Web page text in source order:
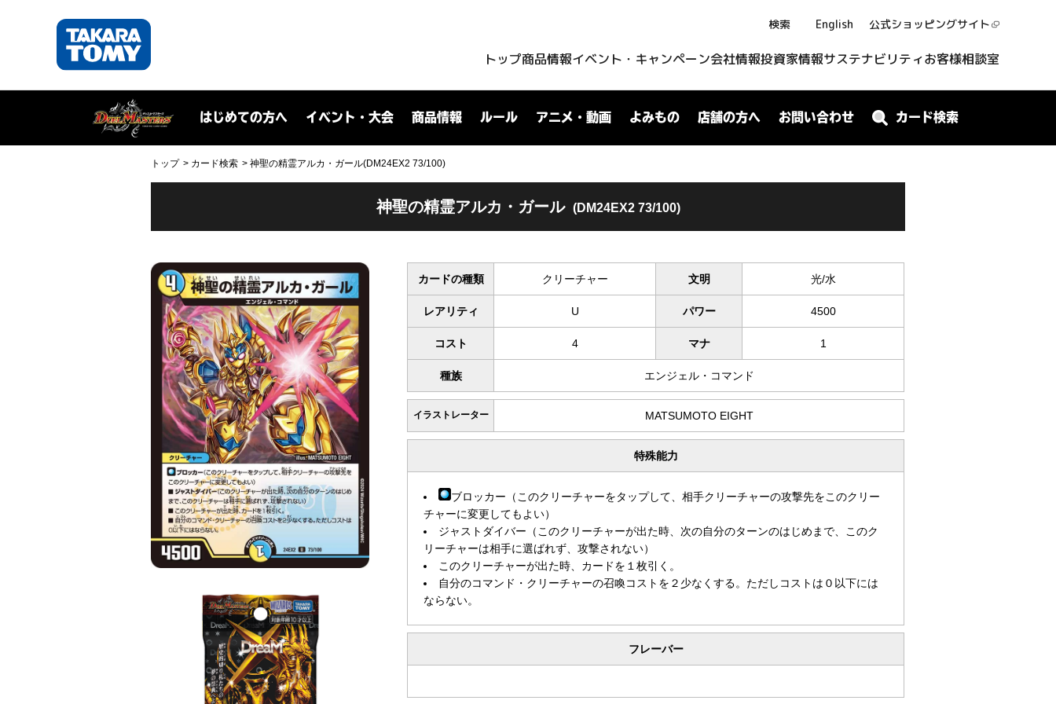
検索 English 公式ショッピングサイト
トップ商品情報イベント・キャンペーン会社情報投資家情報サステナビリティお客様相談室
はじめての方へ イベント・大会 商品情報 ルール アニメ・動画 よみもの 店舗の方へ お問い合わせ カード検索
トップ カード検索 神聖の精霊アルカ・ガール(DM24EX2 73/100)
神聖の精霊アルカ・ガール (DM24EX2 73/100)
カードの種類 クリーチャー 文明 光/水
レアリティ U パワー 4500
コスト 4 マナ 1
種族 エンジェル・コマンド
イラストレーター MATSUMOTO EIGHT
特殊能力
ブロッカー（このクリーチャーをタップして、相手クリーチャーの攻撃先をこのクリー
チャーに変更してもよい）
ジャストダイバー（このクリーチャーが出た時、次の自分のターンのはじめまで、このク
リーチャーは相手に選ばれず、攻撃されない）
このクリーチャーが出た時、カードを１枚引く。
自分のコマンド・クリーチャーの召喚コストを２少なくする。ただしコストは０以下には
ならない。
フレーバー